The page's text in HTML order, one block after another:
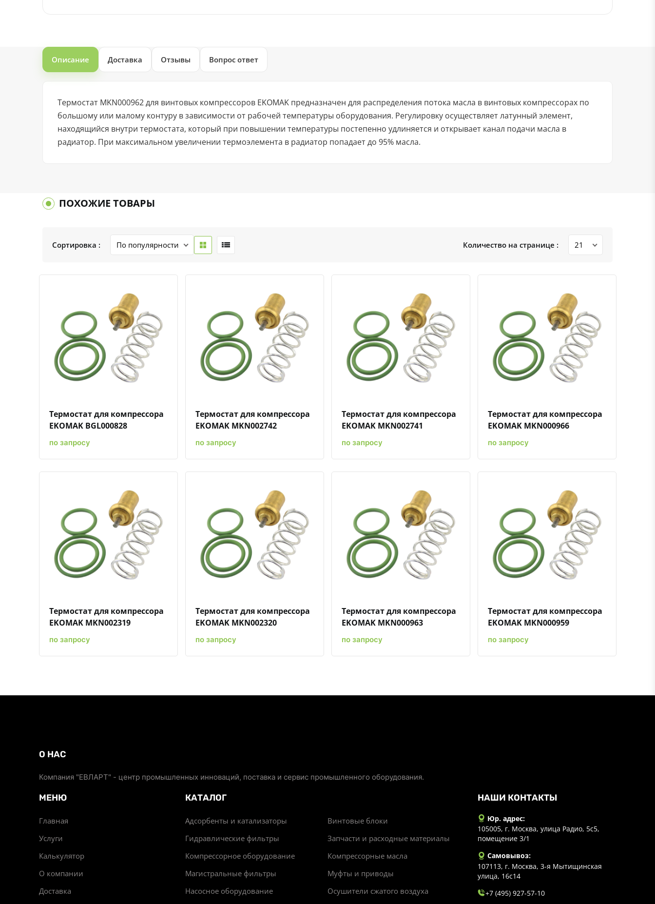
Описание Доставка Отзывы Вопрос ответ
Термостат MKN000962 для винтовых компрессоров EKOMAK предназначен для распределения потока масла в винтовых компрессорах по
большому или малому контуру в зависимости от рабочей температуры оборудования. Регулировку осуществляет латунный элемент,
находящийся внутри термостата, который при повышении температуры постепенно удлиняется и открывает канал подачи масла в
радиатор. При максимальном увеличении термоэлемента в радиатор попадает до 95% масла.
ПОХОЖИЕ ТОВАРЫ
Сортировка : Количество на странице :
Быстрый просмотрДобавить к сравнению
Добавить в избранное
Термостат для компрессора
EKOMAK BGL000828
по запросу
Быстрый просмотрДобавить к сравнению
Добавить в избранное
Термостат для компрессора
EKOMAK MKN002742
по запросу
Быстрый просмотрДобавить к сравнению
Добавить в избранное
Термостат для компрессора
EKOMAK MKN002741
по запросу
Быстрый просмотрДобавить к сравнению
Добавить в избранное
Термостат для компрессора
EKOMAK MKN000966
по запросу
Быстрый просмотрДобавить к сравнению
Добавить в избранное
Термостат для компрессора
EKOMAK MKN002319
по запросу
Быстрый просмотрДобавить к сравнению
Добавить в избранное
Термостат для компрессора
EKOMAK MKN002320
по запросу
Быстрый просмотрДобавить к сравнению
Добавить в избранное
Термостат для компрессора
EKOMAK MKN000963
по запросу
Быстрый просмотрДобавить к сравнению
Добавить в избранное
Термостат для компрессора
EKOMAK MKN000959
по запросу
О НАС
Компания "ЕВЛАРТ" - центр промышленных инноваций, поставка и сервис промышленного оборудования.
МЕНЮ
Главная
Услуги
Калькулятор
О компании
Доставка
КАТАЛОГ
Адсорбенты и катализаторы
Винтовые блоки
Гидравлические фильтры
Запчасти и расходные материалы
Компрессорное оборудование
Компрессорные масла
Магистральные фильтры
Муфты и приводы
Насосное оборудование
Осушители сжатого воздуха
НАШИ КОНТАКТЫ
Юр. адрес:
105005, г. Москва, улица Радио, 5с5,
помещение 3/1
Самовывоз:
107113, г. Москва, 3-я Мытищинская
улица, 16с14
+7 (495) 927-57-10